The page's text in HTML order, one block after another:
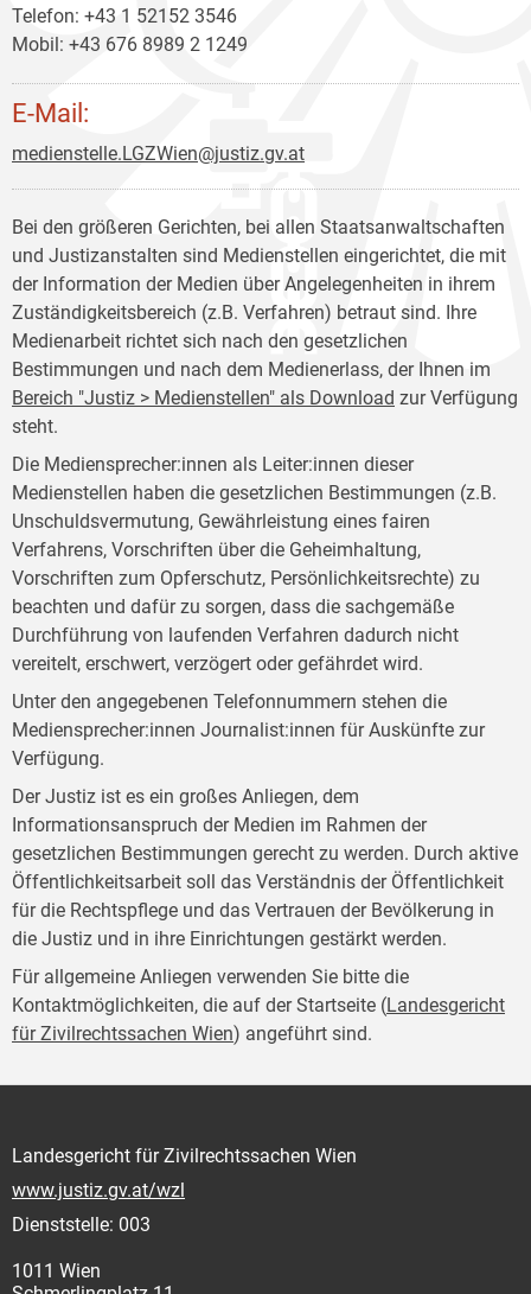
Telefon: +43 1 52152 3546
Mobil: +43 676 8989 2 1249
E-Mail:
medienstelle.LGZWien@justiz.gv.at
Bei den größeren Gerichten, bei allen Staatsanwaltschaften
und Justizanstalten sind Medienstellen eingerichtet, die mit
der Information der Medien über Angelegenheiten in ihrem
Zuständigkeitsbereich (z.B. Verfahren) betraut sind. Ihre
Medienarbeit richtet sich nach den gesetzlichen
Bestimmungen und nach dem Medienerlass, der Ihnen im
Bereich "Justiz > Medienstellen" als Download zur Verfügung
steht.
Die Mediensprecher:innen als Leiter:innen dieser
Medienstellen haben die gesetzlichen Bestimmungen (z.B.
Unschuldsvermutung, Gewährleistung eines fairen
Verfahrens, Vorschriften über die Geheimhaltung,
Vorschriften zum Opferschutz, Persönlichkeitsrechte) zu
beachten und dafür zu sorgen, dass die sachgemäße
Durchführung von laufenden Verfahren dadurch nicht
vereitelt, erschwert, verzögert oder gefährdet wird.
Unter den angegebenen Telefonnummern stehen die
Mediensprecher:innen Journalist:innen für Auskünfte zur
Verfügung.
Der Justiz ist es ein großes Anliegen, dem
Informationsanspruch der Medien im Rahmen der
gesetzlichen Bestimmungen gerecht zu werden. Durch aktive
Öffentlichkeitsarbeit soll das Verständnis der Öffentlichkeit
für die Rechtspflege und das Vertrauen der Bevölkerung in
die Justiz und in ihre Einrichtungen gestärkt werden.
Für allgemeine Anliegen verwenden Sie bitte die
Kontaktmöglichkeiten, die auf der Startseite (Landesgericht
für Zivilrechtssachen Wien) angeführt sind.
Landesgericht für Zivilrechtssachen Wien
www.justiz.gv.at/wzl
Dienststelle: 003
1011 Wien